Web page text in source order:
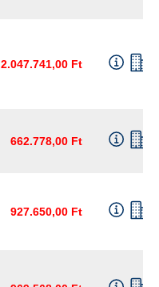
2.047.741,00 Ft
662.778,00 Ft
927.650,00 Ft